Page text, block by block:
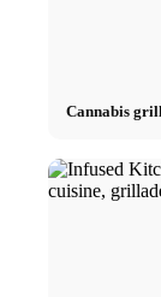
Cannabis